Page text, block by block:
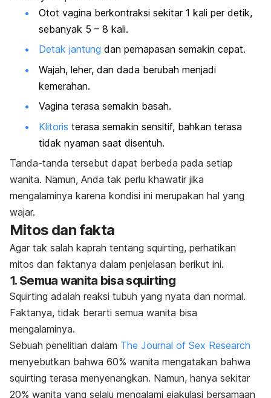
Otot vagina berkontraksi sekitar 1 kali per detik,
sebanyak 5 – 8 kali.
Detak jantung dan pernapasan semakin cepat.
Wajah, leher, dan dada berubah menjadi
kemerahan.
Vagina terasa semakin basah.
Klitoris terasa semakin sensitif, bahkan terasa
tidak nyaman saat disentuh.
Tanda-tanda tersebut dapat berbeda pada setiap
wanita. Namun, Anda tak perlu khawatir jika
mengalaminya karena kondisi ini merupakan hal yang
wajar.
Mitos dan fakta
Agar tak salah kaprah tentang squirting, perhatikan
mitos dan faktanya dalam penjelasan berikut ini.
1. Semua wanita bisa squirting
Squirting adalah reaksi tubuh yang nyata dan normal.
Faktanya, tidak berarti semua wanita bisa
mengalaminya.
Sebuah penelitian dalam The Journal of Sex Research
menyebutkan bahwa 60% wanita mengatakan bahwa
squirting terasa menyenangkan. Namun, hanya sekitar
20% wanita yang selalu mengalami ejakulasi bersamaan